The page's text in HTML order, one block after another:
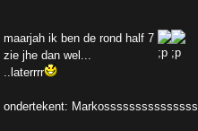
maarjah ik ben de rond half 7
zie jhe dan wel...
..laterrrr
ondertekent: